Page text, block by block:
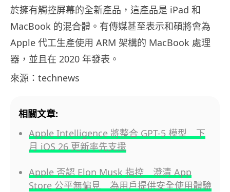
於擁有觸控屏幕的全新產品，這產品是 iPad 和
MacBook 的混合體。有傳媒甚至表示和碩將會為
Apple 代工生產使用 ARM 架構的 MacBook 處理
器，並且在 2020 年發表。
來源：technews
相關文章:
Apple Intelligence 將整合 GPT-5 模型 下
月 iOS 26 更新率先支援
Apple 否認 Elon Musk 指控 澄清 App
Store 公平無偏見 為用戶提供安全使用體驗